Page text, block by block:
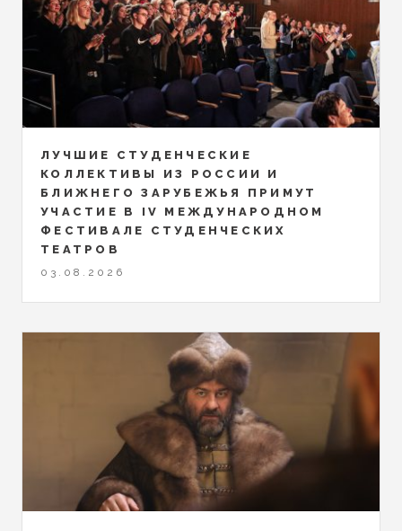
ЛУЧШИЕ СТУДЕНЧЕСКИЕ
КОЛЛЕКТИВЫ ИЗ РОССИИ И
БЛИЖНЕГО ЗАРУБЕЖЬЯ ПРИМУТ
УЧАСТИЕ В IV МЕЖДУНАРОДНОМ
ФЕСТИВАЛЕ СТУДЕНЧЕСКИХ
ТЕАТРОВ
03.08.2026